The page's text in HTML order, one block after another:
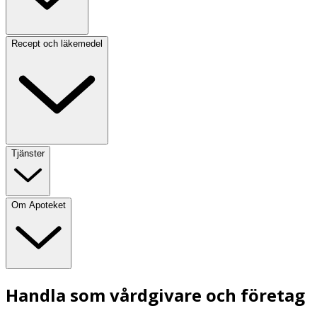
Recept och läkemedel
Tjänster
Om Apoteket
Handla som vårdgivare och företag